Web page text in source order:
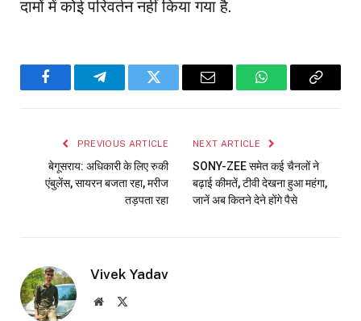
दामों में कोई परिवर्तन नहीं किया गया है.
FacebookTelegramTwitter Email WhatsAppCopy
PREVIOUS ARTICLE
बेगूसराय: अधिकारी के लिए रुकी
एंबुलेंस, सायरन बजता रहा, मरीज
तड़पता रहा
NEXT ARTICLE
SONY-ZEE समेत कई चैनलों ने
बढ़ाई कीमतें, टीवी देखना हुआ महंगा,
जानें अब कितने देने होंगे पैसे
Vivek Yadav
Website